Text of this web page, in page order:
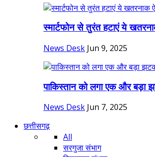
स्मार्टफोन से तुरंत हटाएं ये
News Desk Jun 9, 2025
पाकिस्तान को लगा एक और बड़ा
News Desk Jun 7, 2025
छत्तीसगढ़
All
सरगुजा संभाग